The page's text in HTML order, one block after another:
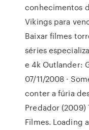
conhecimentos
Vikings para
Baixar filmes
séries
e 4k Outlander:
07/11/2008 ·
conter a fúria
Predador (2009)
Filmes. Loading